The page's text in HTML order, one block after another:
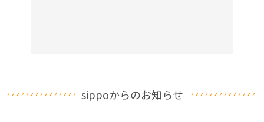
sippoからのお知らせ